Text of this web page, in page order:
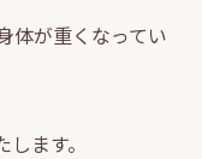
体が重くなってい
ます。